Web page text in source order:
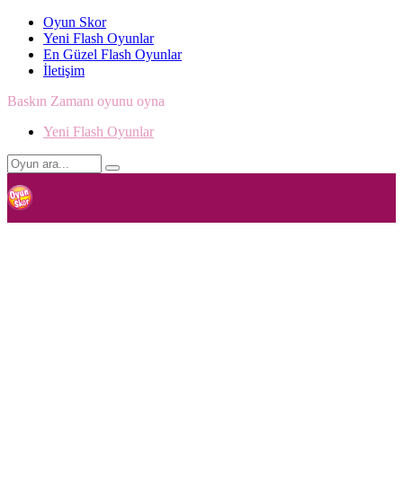
Oyun Skor
Yeni Flash Oyunlar
En Güzel Flash Oyunlar
İletişim
Baskın Zamanı oyunu oyna
Yeni Flash Oyunlar